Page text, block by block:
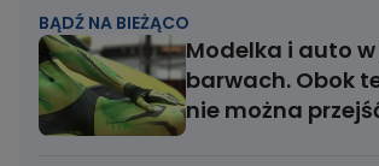
BĄDŹ NA BIEŻĄCO
Modelka i auto
barwach. Obok
nie można